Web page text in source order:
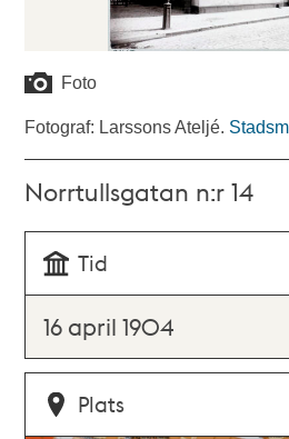
Foto
Fotograf: Larssons Ateljé.
Norrtullsgatan n:r 14
Tid
16 april 1904
Plats